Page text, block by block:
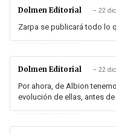
Dolmen Editorial – 22
Zarpa se publicará todo lo
Dolmen Editorial – 22
Por ahora, de Albion
evolución de ellas, antes